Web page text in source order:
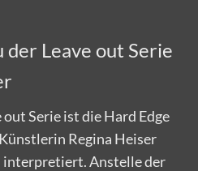
Leave out Serie
Serie ist die Hard Edge
Regina Heiser
Anstelle der